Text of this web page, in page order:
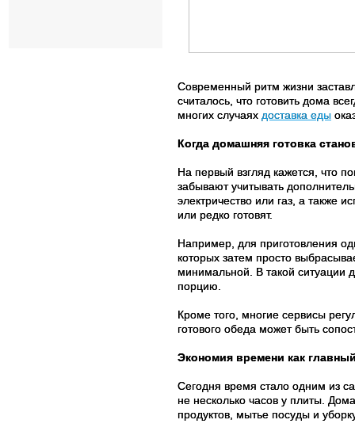
Современный ритм жизни
считалось, что готовить дома
многих случаях доставка еды
Когда домашняя готовка
На первый взгляд кажется, что
забывают учитывать
электричество или газ, а также
или редко готовят.
Например, для приготовления
которых затем просто
минимальной. В такой ситуации
порцию.
Кроме того, многие сервисы
готового обеда может быть
Экономия времени как
Сегодня время стало одним из
не несколько часов у плиты.
продуктов, мытье посуды и